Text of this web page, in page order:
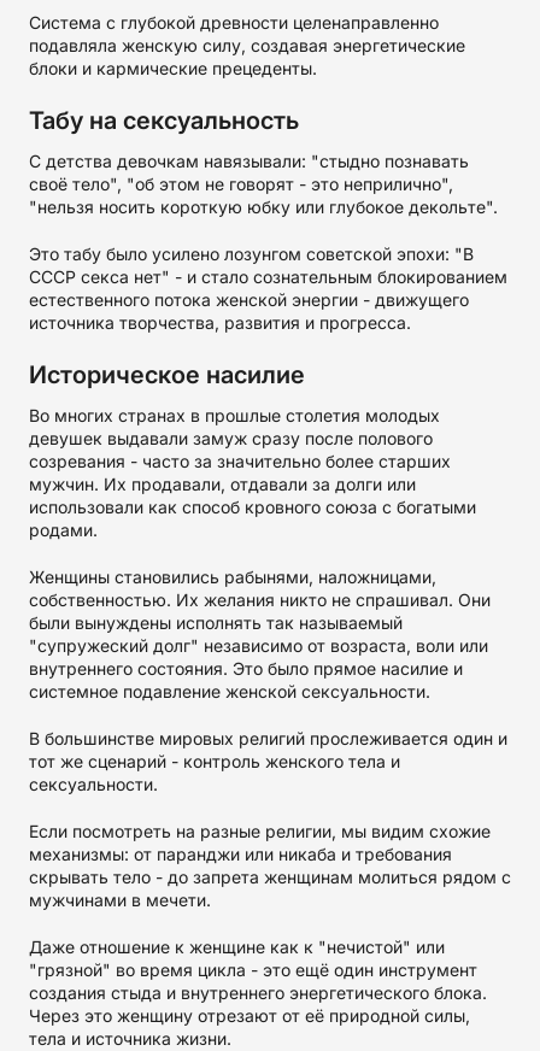
Система с глубокой древности целенаправленно
подавляла женскую силу, создавая энергетические
блоки и кармические прецеденты.
Табу на сексуальность
С детства девочкам навязывали: "стыдно познавать
своё тело", "об этом не говорят - это неприлично",
"нельзя носить короткую юбку или глубокое декольте".
Это табу было усилено лозунгом советской эпохи: "В
СССР секса нет" - и стало сознательным блокированием
естественного потока женской энергии - движущего
источника творчества, развития и прогресса.
Историческое насилие
Во многих странах в прошлые столетия молодых
девушек выдавали замуж сразу после полового
созревания - часто за значительно более старших
мужчин. Их продавали, отдавали за долги или
использовали как способ кровного союза с богатыми
родами.
Женщины становились рабынями, наложницами,
собственностью. Их желания никто не спрашивал. Они
были вынуждены исполнять так называемый
"супружеский долг" независимо от возраста, воли или
внутреннего состояния. Это было прямое насилие и
системное подавление женской сексуальности.
В большинстве мировых религий прослеживается один и
тот же сценарий - контроль женского тела и
сексуальности.
Если посмотреть на разные религии, мы видим схожие
механизмы: от паранджи или никаба и требования
скрывать тело - до запрета женщинам молиться рядом с
мужчинами в мечети.
Даже отношение к женщине как к "нечистой" или
"грязной" во время цикла - это ещё один инструмент
создания стыда и внутреннего энергетического блока.
Через это женщину отрезают от её природной силы,
тела и источника жизни.